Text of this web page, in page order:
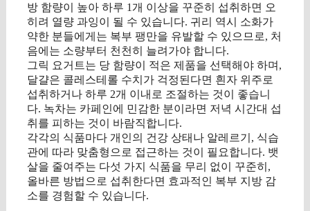
방 함량이 높아 하루 1개 이상을 꾸준히 섭취하면 오
히려 열량 과잉이 될 수 있습니다. 귀리 역시 소화가
약한 분들에게는 복부 팽만을 유발할 수 있으므로, 처
음에는 소량부터 천천히 늘려가야 합니다.
그릭 요거트는 당 함량이 적은 제품을 선택해야 하며,
달걀은 콜레스테롤 수치가 걱정된다면 흰자 위주로
섭취하거나 하루 2개 이내로 조절하는 것이 좋습니
다. 녹차는 카페인에 민감한 분이라면 저녁 시간대 섭
취를 피하는 것이 바람직합니다.
각각의 식품마다 개인의 건강 상태나 알레르기, 식습
관에 따라 맞춤형으로 접근하는 것이 필요합니다. 뱃
살을 줄여주는 다섯 가지 식품을 무리 없이 꾸준히,
올바른 방법으로 섭취한다면 효과적인 복부 지방 감
소를 경험할 수 있습니다.